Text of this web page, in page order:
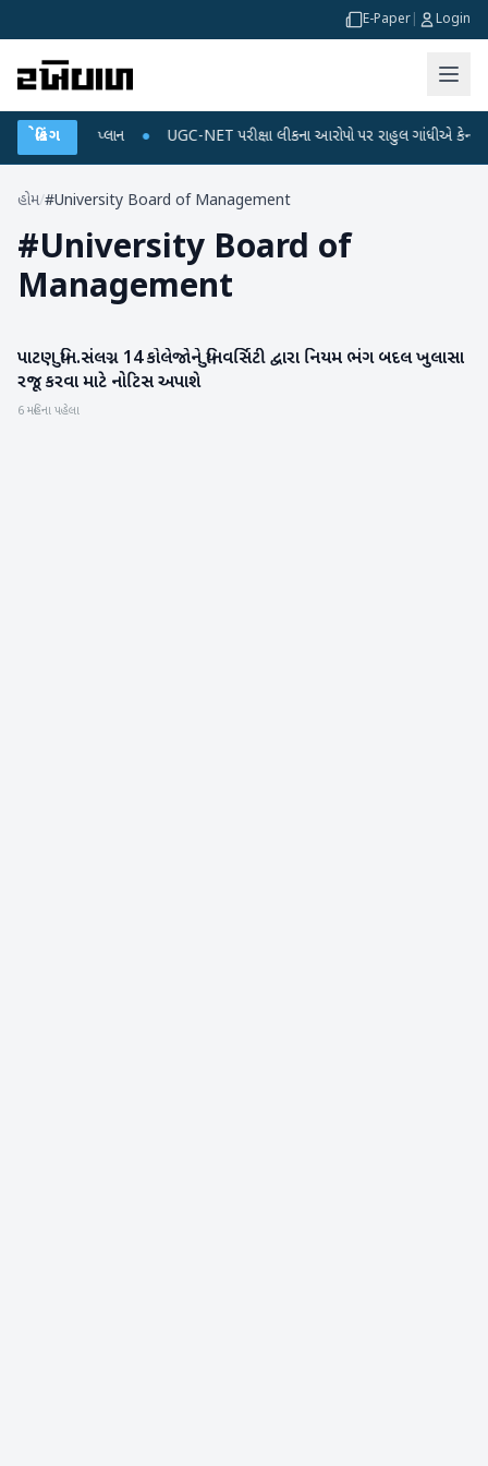
E-Paper Login
બ્રેકિંગ
અને ડેટા પ્લાન ● UGC-NET પરીક્ષા લીકના આરોપો પર રાહુલ ગાંધીએ કેન્દ્ર પર
હોમ/#University Board of Management
#University Board of
Management
પાટણ
પાટણ યુનિ.સંલગ્ન 14 કોલેજોને યુનિવર્સિટી દ્વારા નિયમ ભંગ બદલ ખુલાસા
રજૂ કરવા માટે નોટિસ અપાશે
6 મહિના પહેલા